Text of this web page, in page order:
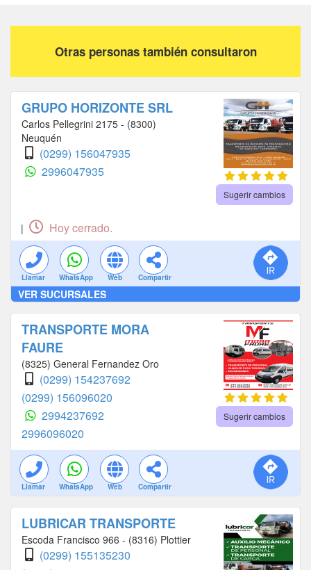
Otras personas también consultaron
GRUPO HORIZONTE SRL
Carlos Pellegrini 2175 - (8300)
Neuquén
(0299) 156047935
2996047935
Sugerir cambios
| Hoy cerrado.
Llamar WhatsApp Web Compartir
VER SUCURSALES
TRANSPORTE MORA
FAURE
(8325) General Fernandez Oro
(0299) 154237692
(0299) 156096020
2994237692
2996096020
Sugerir cambios
Llamar WhatsApp Web Compartir
LUBRICAR TRANSPORTE
Escoda Francisco 966 - (8316) Plottier
(0299) 155135230